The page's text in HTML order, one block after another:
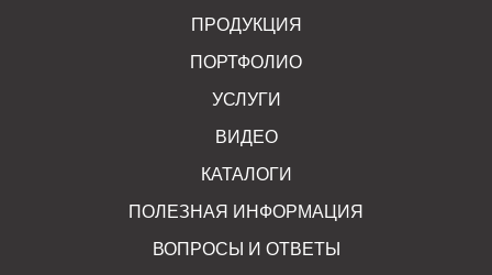
ПРОДУКЦИЯ
ПОРТФОЛИО
УСЛУГИ
ВИДЕО
КАТАЛОГИ
ПОЛЕЗНАЯ ИНФОРМАЦИЯ
ВОПРОСЫ И ОТВЕТЫ